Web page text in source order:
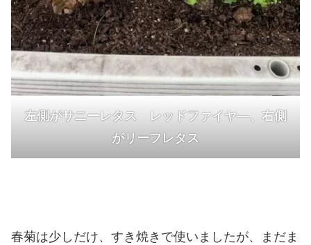
左側がサニーレタス レッドファイヤ―、右側
がリーフレタス
春菊は少しだけ、すき焼きで使いましたが、まだま